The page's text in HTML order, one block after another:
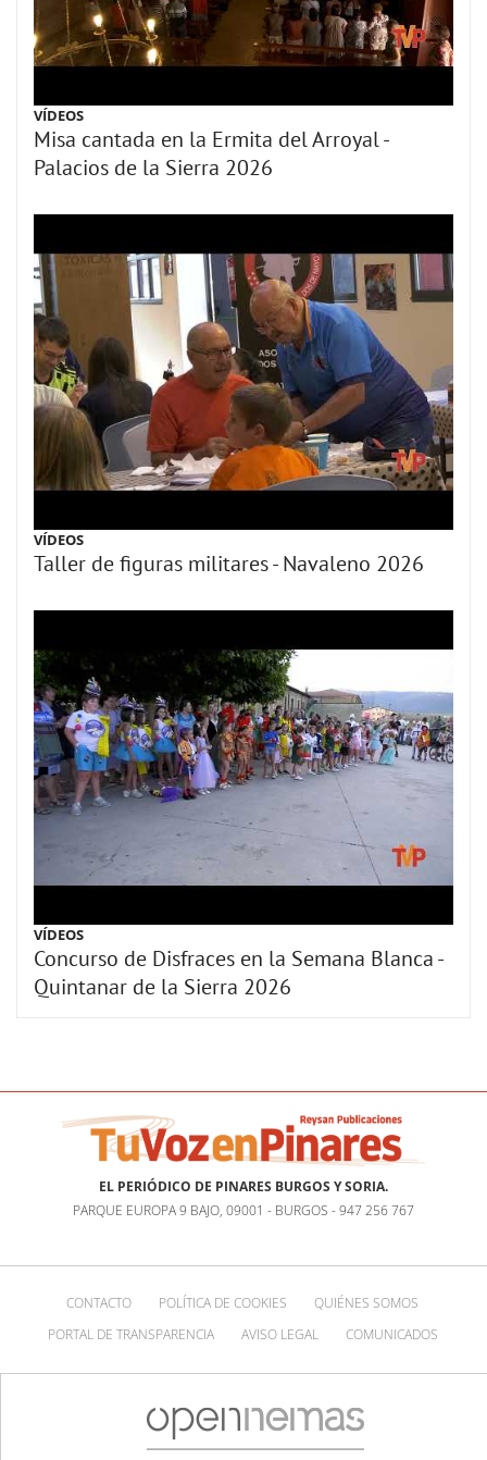
VÍDEOS
Misa cantada en la Ermita del Arroyal -
Palacios de la Sierra 2026
VÍDEOS
Taller de figuras militares - Navaleno 2026
VÍDEOS
Concurso de Disfraces en la Semana Blanca -
Quintanar de la Sierra 2026
EL PERIÓDICO DE PINARES BURGOS Y SORIA.
PARQUE EUROPA 9 BAJO, 09001 - BURGOS - 947 256 767
CONTACTO POLÍTICA DE COOKIES
QUIÉNES SOMOS
PORTAL DE TRANSPARENCIA
AVISO LEGAL COMUNICADOS